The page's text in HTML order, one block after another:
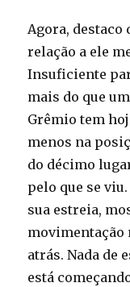
Agora, destaco
relação a ele
Insuficiente
mais do que
Grêmio tem
menos na
do décimo
pelo que se
sua estreia,
movimentação
atrás. Nada de
está